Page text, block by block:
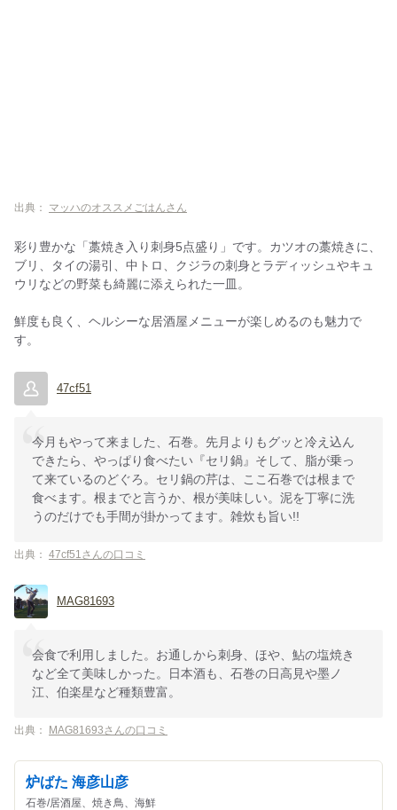
出典： マッハのオススメごはんさん
彩り豊かな「藁焼き入り刺身5点盛り」です。カツオの藁焼きに、
ブリ、タイの湯引、中トロ、クジラの刺身とラディッシュやキュ
ウリなどの野菜も綺麗に添えられた一皿。
鮮度も良く、ヘルシーな居酒屋メニューが楽しめるのも魅力で
す。
47cf51
今月もやって来ました、石巻。先月よりもグッと冷え込ん
できたら、やっぱり食べたい『セリ鍋』そして、脂が乗っ
て来ているのどぐろ。セリ鍋の芹は、ここ石巻では根まで
食べます。根までと言うか、根が美味しい。泥を丁寧に洗
うのだけでも手間が掛かってます。雑炊も旨い!!
出典： 47cf51さんの口コミ
MAG81693
会食で利用しました。お通しから刺身、ほや、鮎の塩焼き
など全て美味しかった。日本酒も、石巻の日高見や墨ノ
江、伯楽星など種類豊富。
出典： MAG81693さんの口コミ
炉ばた 海彦山彦
石巻/居酒屋、焼き鳥、海鮮